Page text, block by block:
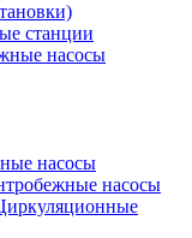
станции
насосы
насосы
насосы